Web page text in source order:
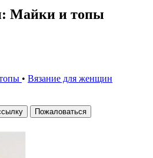
Майки и топы
• Вязание для женщин
Пожаловаться